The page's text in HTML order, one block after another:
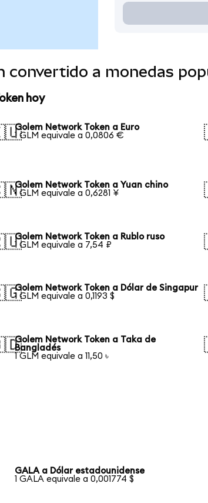
convertido a monedas
hoy
Golem Network Token a Euro
1 GLM equivale a 0,0806 €
Golem Network Token a Yuan chino
1 GLM equivale a 0,6281 ¥
Golem Network Token a Rublo ruso
1 GLM equivale a 7,54 ₽
Golem Network Token a Dólar de Singapur
1 GLM equivale a 0,1193 $
Golem Network Token a Taka de
Bangladés
1 GLM equivale a 11,50 ৳
GALA a Dólar estadounidense
1 GALA equivale a 0,001774 $